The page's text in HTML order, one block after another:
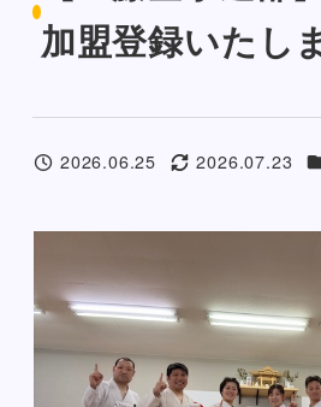
加盟登録いたし
投稿日
2026.06.25
更新日
2026.07.23